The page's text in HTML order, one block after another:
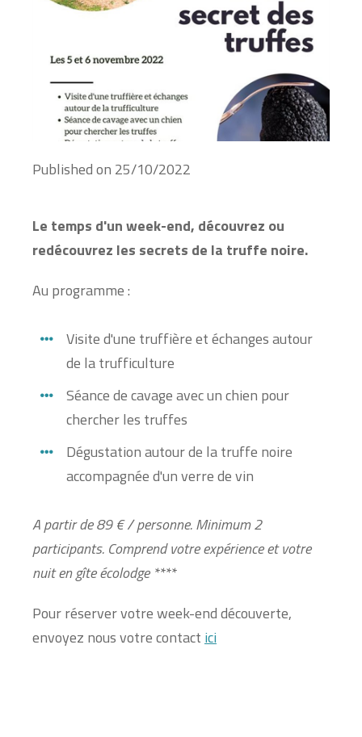
Published on 25/10/2022
Le temps d'un week-end, découvrez ou
redécouvrez les secrets de la truffe noire.
Au programme :
Visite d'une truffière et échanges autour
de la trufficulture
Séance de cavage avec un chien pour
chercher les truffes
Dégustation autour de la truffe noire
accompagnée d'un verre de vin
A partir de 89 € / personne. Minimum 2
participants. Comprend votre expérience et votre
nuit en gîte écolodge ****
Pour réserver votre week-end découverte,
envoyez nous votre contact ici